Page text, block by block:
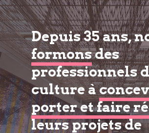
Depuis 35 ans,
formonsdes
professionnels
culture à
porter et faire
leurs projets de